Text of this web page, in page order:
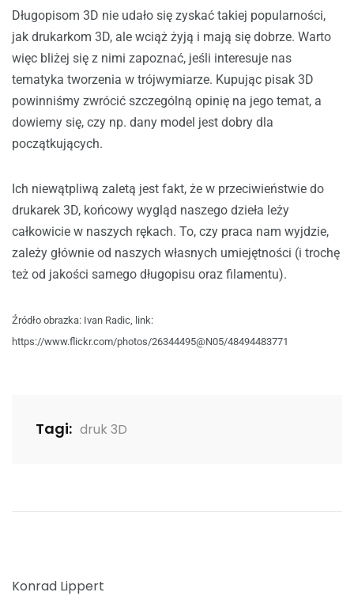
Długopisom 3D nie udało się zyskać takiej popularności,
jak drukarkom 3D, ale wciąż żyją i mają się dobrze. Warto
więc bliżej się z nimi zapoznać, jeśli interesuje nas
tematyka tworzenia w trójwymiarze. Kupując pisak 3D
powinniśmy zwrócić szczególną opinię na jego temat, a
dowiemy się, czy np. dany model jest dobry dla
początkujących.
Ich niewątpliwą zaletą jest fakt, że w przeciwieństwie do
drukarek 3D, końcowy wygląd naszego dzieła leży
całkowicie w naszych rękach. To, czy praca nam wyjdzie,
zależy głównie od naszych własnych umiejętności (i trochę
też od jakości samego długopisu oraz filamentu).
Źródło obrazka: Ivan Radic, link:
https://www.flickr.com/photos/26344495@N05/48494483771
Tagi: druk 3D
Konrad Lippert